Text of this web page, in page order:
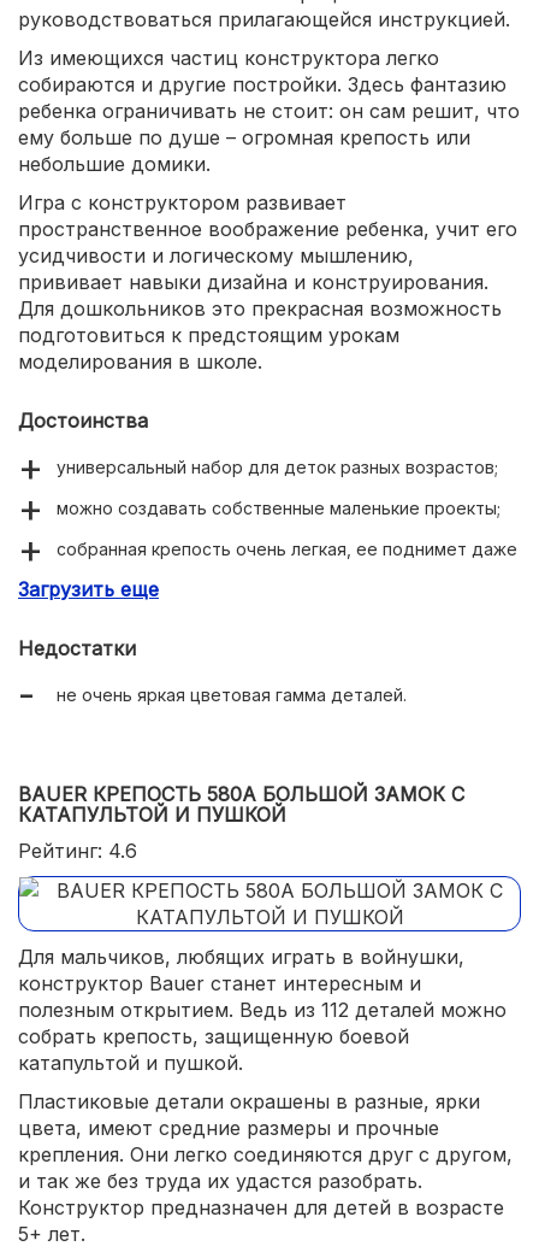
руководствоваться прилагающейся инструкцией.
Из имеющихся частиц конструктора легко
собираются и другие постройки. Здесь фантазию
ребенка ограничивать не стоит: он сам решит, что
ему больше по душе – огромная крепость или
небольшие домики.
Игра с конструктором развивает
пространственное воображение ребенка, учит его
усидчивости и логическому мышлению,
прививает навыки дизайна и конструирования.
Для дошкольников это прекрасная возможность
подготовиться к предстоящим урокам
моделирования в школе.
Достоинства
универсальный набор для деток разных возрастов;
можно создавать собственные маленькие проекты;
собранная крепость очень легкая, ее поднимет даже
развитие творческих и конструкторских навыков.
Загрузить еще
Недостатки
не очень яркая цветовая гамма деталей.
BAUER КРЕПОСТЬ 580А БОЛЬШОЙ ЗАМОК С
КАТАПУЛЬТОЙ И ПУШКОЙ
Рейтинг: 4.6
Для мальчиков, любящих играть в войнушки,
конструктор Bauer станет интересным и
полезным открытием. Ведь из 112 деталей можно
собрать крепость, защищенную боевой
катапультой и пушкой.
Пластиковые детали окрашены в разные, ярки
цвета, имеют средние размеры и прочные
крепления. Они легко соединяются друг с другом,
и так же без труда их удастся разобрать.
Конструктор предназначен для детей в возрасте
5+ лет.